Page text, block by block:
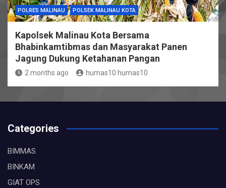
POLRES MALINAU POLSEK MALINAU KOTA
Kapolsek Malinau Kota Bersama
Bhabinkamtibmas dan Masyarakat Panen
Jagung Dukung Ketahanan Pangan
2 months ago humas10 humas10
Categories
BIMMAS
BINKAM
GIAT OPS